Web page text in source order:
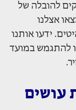
להובלה של
אצלנו
ידעו אותנו
להתגמש במועד
עושים